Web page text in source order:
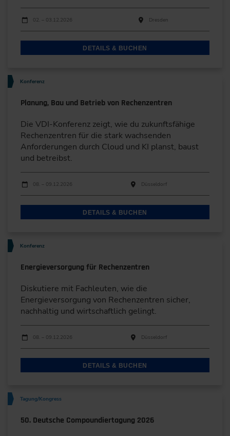
Durchführungen
Veranstaltungsdatum
02. – 03.12.2026 Dresden
DETAILS & BUCHEN
Konferenz
Planung, Bau und Betrieb von Rechenzentren
Die VDI-Konferenz zeigt, wie du zukunftsfähige
Rechenzentren für die stark wachsenden
Anforderungen durch Cloud und KI planst, baust
und betreibst.
Durchführungen
Veranstaltungsdatum
08. – 09.12.2026 Düsseldorf
DETAILS & BUCHEN
Konferenz
Energieversorgung für Rechenzentren
Diskutiere mit Fachleuten, wie die
Energieversorgung von Rechenzentren sicher,
nachhaltig und wirtschaftlich gelingt.
Durchführungen
Veranstaltungsdatum
08. – 09.12.2026 Düsseldorf
DETAILS & BUCHEN
Tagung/Kongress
50. Deutsche Compoundiertagung 2026